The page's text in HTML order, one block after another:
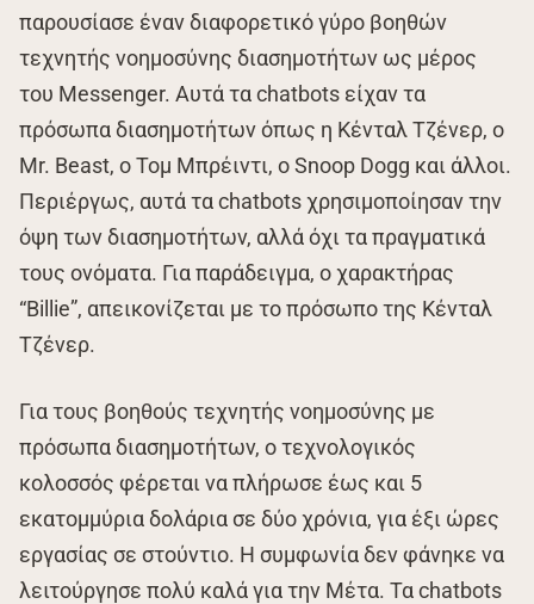
παρουσίασε έναν διαφορετικό γύρο βοηθών
τεχνητής νοημοσύνης διασημοτήτων ως μέρος
του Messenger. Αυτά τα chatbots είχαν τα
πρόσωπα διασημοτήτων όπως η Κένταλ Τζένερ, ο
Mr. Beast, ο Τομ Μπρέιντι, ο Snoop Dogg και άλλοι.
Περιέργως, αυτά τα chatbots χρησιμοποίησαν την
όψη των διασημοτήτων, αλλά όχι τα πραγματικά
τους ονόματα. Για παράδειγμα, ο χαρακτήρας
“Billie”, απεικονίζεται με το πρόσωπο της Κένταλ
Τζένερ.
Για τους βοηθούς τεχνητής νοημοσύνης με
πρόσωπα διασημοτήτων, ο τεχνολογικός
κολοσσός φέρεται να πλήρωσε έως και 5
εκατομμύρια δολάρια σε δύο χρόνια, για έξι ώρες
εργασίας σε στούντιο. Η συμφωνία δεν φάνηκε να
λειτούργησε πολύ καλά για την Μέτα. Τα chatbots